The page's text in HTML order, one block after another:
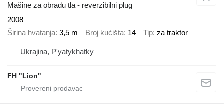
Mašine za obradu tla - reverzibilni plug
2008
Širina hvatanja 3,5 m Broj kućišta 14 Tip za traktor
Ukrajina, P'yatykhatky
FH "Lion"